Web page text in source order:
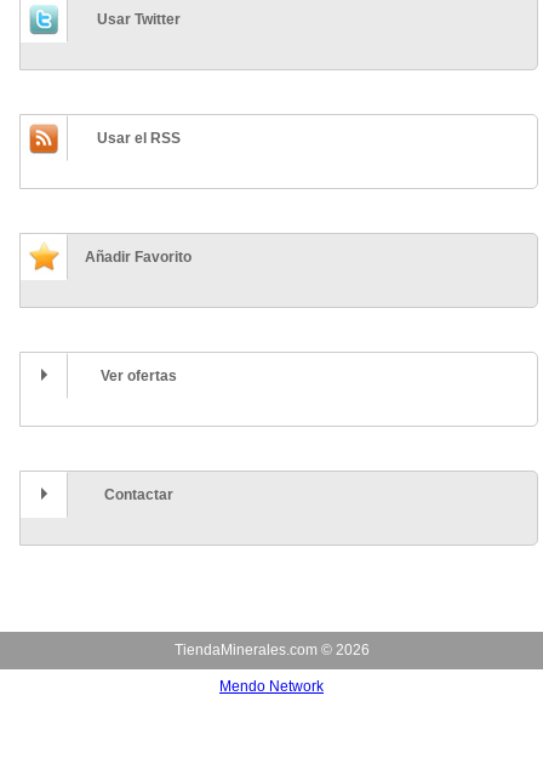
Usar Twitter
Usar el RSS
Añadir Favorito
Ver ofertas
Contactar
TiendaMinerales.com © 2026
Mendo Network